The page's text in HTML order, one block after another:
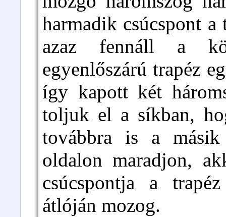
harmadik csúcspont
azaz fennáll a
egyenlőszárú trapéz
így kapott két
toljuk el a síkban,
továbbra is a másik
oldalon maradjon,
csúcspontja a
átlóján mozog.